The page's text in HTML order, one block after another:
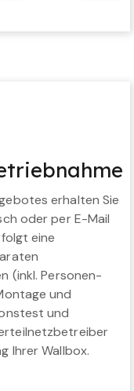
erhalten Sie
oder per E-Mail
eine
(inkl. Personen-
und
und
Ihrer Wallbox.